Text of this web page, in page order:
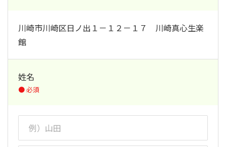
川崎市川崎区日ノ出１－１２－１７ 川崎真心生楽
館
姓名